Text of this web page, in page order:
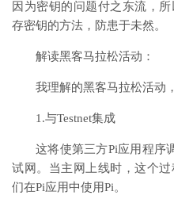
因为密钥的问题付之东流，
存密钥的方法，防患于未然。
解读黑客马拉松活动：
我理解的黑客马拉松活动
1.与Testnet集成
这将使第三方Pi应用程序
试网。当主网上线时，这个
们在Pi应用中使用Pi。